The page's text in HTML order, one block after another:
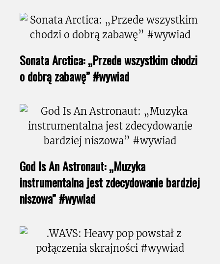
Sonata Arctica: „Przede wszystkim chodzi
o dobrą zabawę” #wywiad
God Is An Astronaut: „Muzyka
instrumentalna jest zdecydowanie bardziej
niszowa” #wywiad